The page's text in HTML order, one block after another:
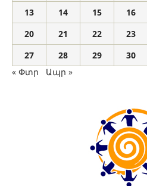
13
14 15 16
20
21 22 23
27
28 29 30
« Փտր
Ապր »